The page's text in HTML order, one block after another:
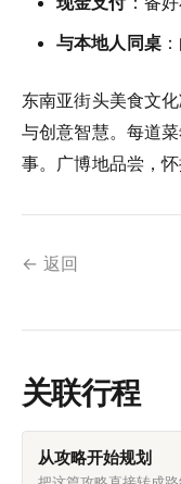
与本地人同桌
东南亚街头美食文
与创意智慧。每道
事。广博地品尝，
← 返回
关联行程
从攻略开始规划